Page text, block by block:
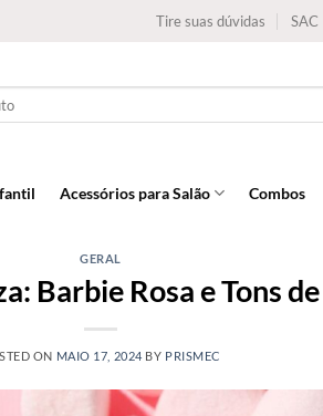
Tire suas dúvidas SAC
Acessórios para Salão Combos
GERAL
Barbie Rosa e Tons
ON MAIO 17, 2024 BY PRISMEC